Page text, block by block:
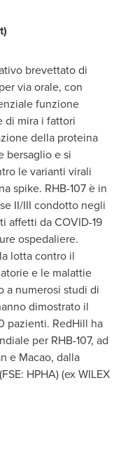
brevettato di
via orale, con
funzione
di mira i fattori
della proteina
bersaglio e si
le varianti virali
spike. RHB-107 è in
II/III condotto negli
affetti da COVID-19
ospedaliere.
lotta contro il
e le malattie
a numerosi studi di
dimostrato il
pazienti. RedHill ha
per RHB-107, ad
e Macao, dalla
HPHA) (ex WILEX